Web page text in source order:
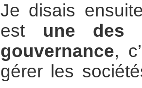
Je disais
est une des
gouvernance,
gérer les